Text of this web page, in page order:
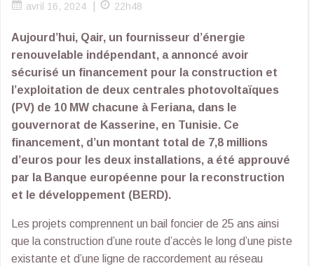
avril 16, 2024 22h48
Aujourd’hui, Qair, un fournisseur d’énergie
renouvelable indépendant, a annoncé avoir
sécurisé un financement pour la construction et
l’exploitation de deux centrales photovoltaïques
(PV) de 10 MW chacune à Feriana, dans le
gouvernorat de Kasserine, en Tunisie. Ce
financement, d’un montant total de 7,8 millions
d’euros pour les deux installations, a été approuvé
par la Banque européenne pour la reconstruction
et le développement (BERD).
Les projets comprennent un bail foncier de 25 ans ainsi
que la construction d’une route d’accès le long d’une piste
existante et d’une ligne de raccordement au réseau